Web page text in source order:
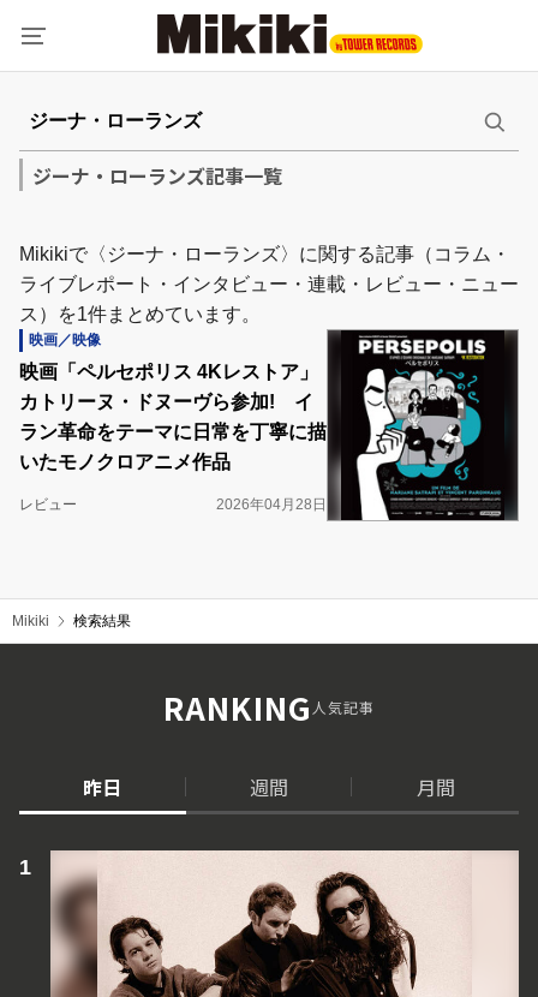
ジーナ・ローランズ記事一覧
Mikikiで〈ジーナ・ローランズ〉に関する記事（コラム・
ライブレポート・インタビュー・連載・レビュー・ニュー
ス）を1件まとめています。
映画／映像
映画「ペルセポリス 4Kレストア」
カトリーヌ・ドヌーヴら参加! イ
ラン革命をテーマに日常を丁寧に描
いたモノクロアニメ作品
レビュー 2026年04月28日
Mikiki 検索結果
RANKING人気記事
昨日 週間 月間